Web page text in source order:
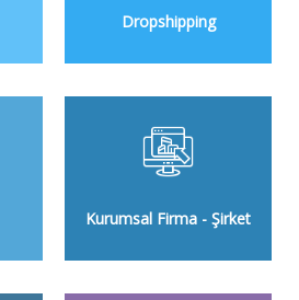
Dropshipping
Kurumsal Firma - Şirket